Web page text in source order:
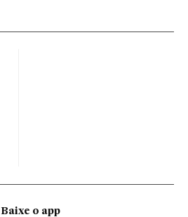
Baixe o app